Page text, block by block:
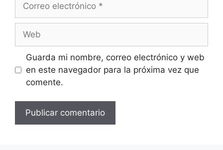
electrónico
Guarda mi nombre, correo electrónico y web
en este navegador para la próxima vez que
comente.